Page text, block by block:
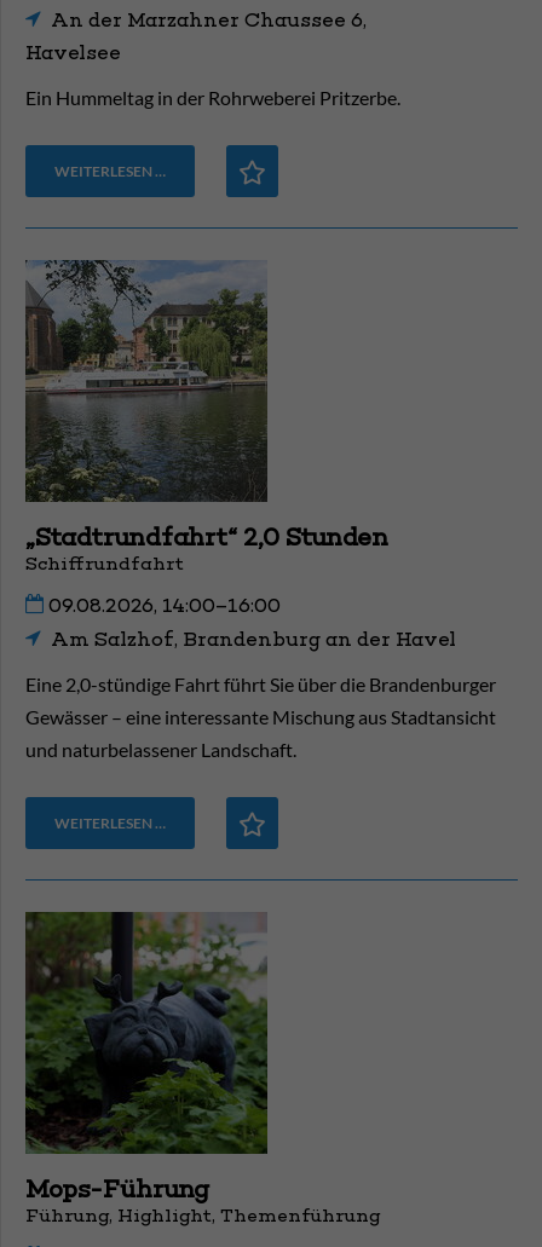
An der Marzahner Chaussee 6,
Havelsee
Ein Hummeltag in der Rohrweberei Pritzerbe.
WEITERLESEN …
„Stadtrundfahrt“ 2,0 Stunden
Schiffrundfahrt
09.08.2026, 14:00–16:00
Am Salzhof, Brandenburg an der Havel
Eine 2,0-stündige Fahrt führt Sie über die Brandenburger
Gewässer – eine interessante Mischung aus Stadtansicht
und naturbelassener Landschaft.
WEITERLESEN …
Mops-Führung
Führung, Highlight, Themenführung